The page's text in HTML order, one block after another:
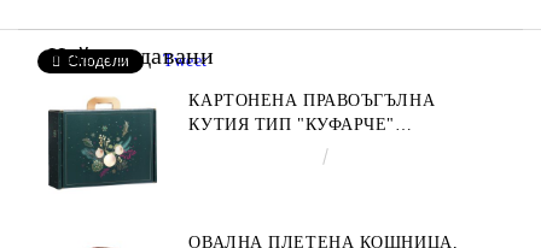
Сподели Tweet
Най-продавани
КАРТОНЕНА ПРАВОЪГЪЛНА
КУТИЯ ТИП "КУФАРЧЕ"
ENCHANTED NATURE, ЗЕЛЕНО/
ОВАЛНА ПЛЕТЕНА КОШНИЦА,